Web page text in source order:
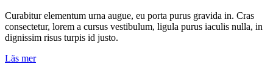
Curabitur elementum urna augue, eu porta purus gravida in. Cras
consectetur, lorem a cursus vestibulum, ligula purus iaculis nulla, in
dignissim risus turpis id justo.
Läs mer